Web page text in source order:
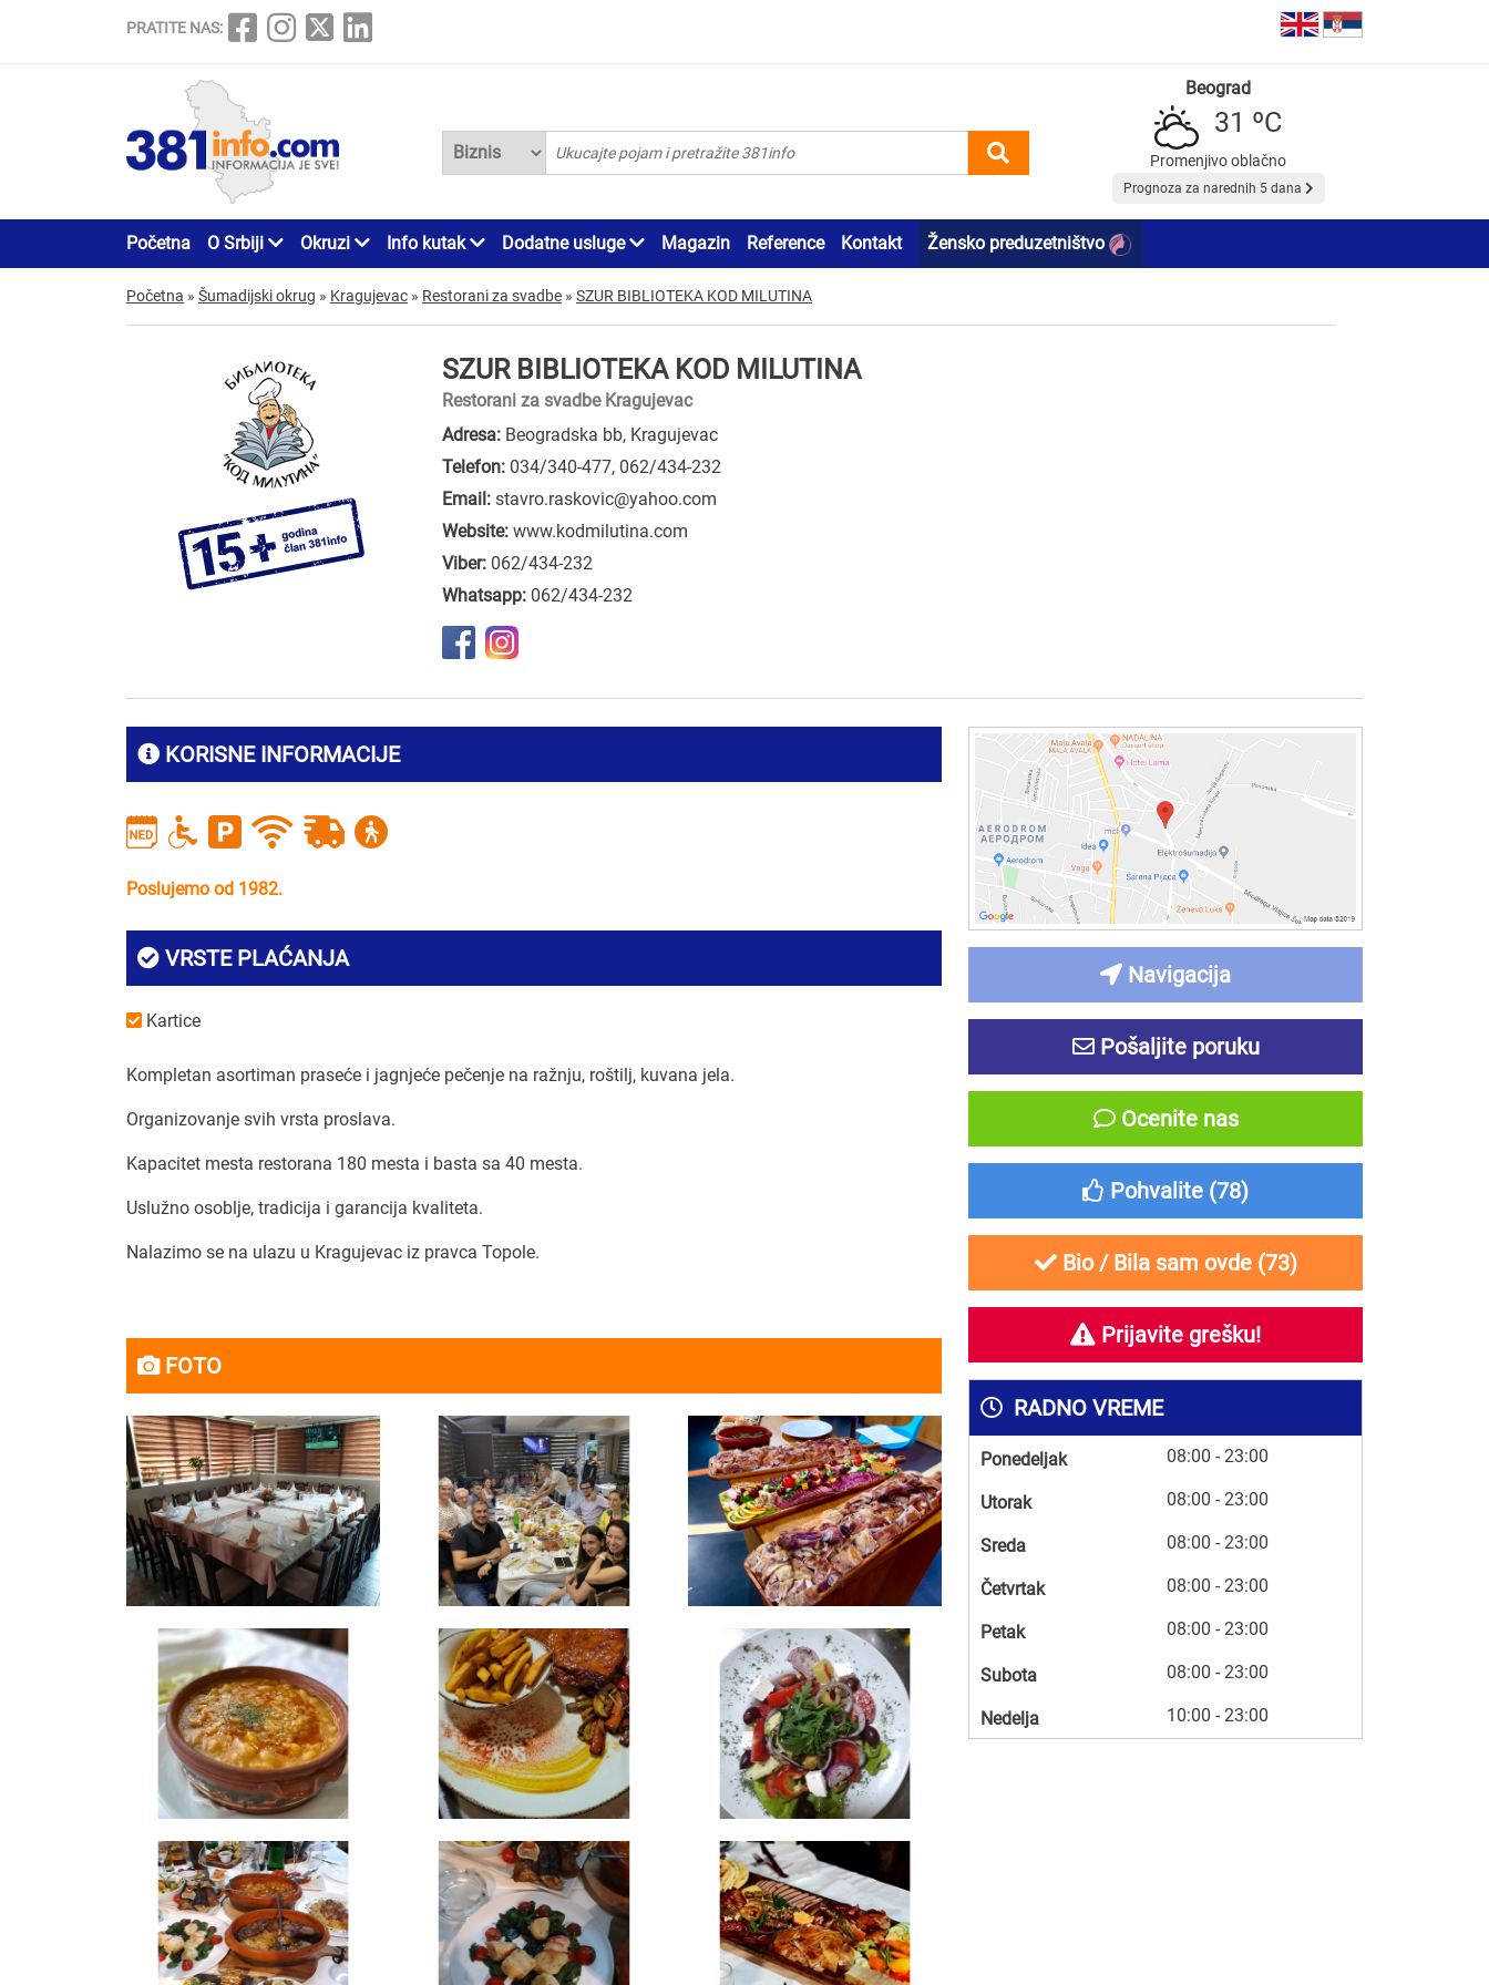
PRATITE NAS:
Beograd
31 ºC
Promenjivo oblačno
Prognoza za narednih 5 dana
Početna O Srbiji Okruzi Info kutak Dodatne usluge Magazin Reference Kontakt Žensko preduzetništvo
Početna » Šumadijski okrug » Kragujevac » Restorani za svadbe » SZUR BIBLIOTEKA KOD MILUTINA
SZUR BIBLIOTEKA KOD MILUTINA
Restorani za svadbe Kragujevac
Adresa: Beogradska bb, Kragujevac
Telefon: 034/340-477, 062/434-232
Email: stavro.raskovic@yahoo.com
Website: www.kodmilutina.com
Viber: 062/434-232
Whatsapp: 062/434-232
KORISNE INFORMACIJE
Poslujemo od 1982.
VRSTE PLAĆANJA
Kartice
Kompletan asortiman praseće i jagnjeće pečenje na ražnju, roštilj, kuvana jela.
Organizovanje svih vrsta proslava.
Kapacitet mesta restorana 180 mesta i basta sa 40 mesta.
Uslužno osoblje, tradicija i garancija kvaliteta.
Nalazimo se na ulazu u Kragujevac iz pravca Topole.
FOTO
Navigacija
Pošaljite poruku
Ocenite nas
Pohvalite (78)
Bio / Bila sam ovde (73)
Prijavite grešku!
RADNO VREME
Ponedeljak 08:00 - 23:00
Utorak 08:00 - 23:00
Sreda 08:00 - 23:00
Četvrtak 08:00 - 23:00
Petak 08:00 - 23:00
Subota 08:00 - 23:00
Nedelja 10:00 - 23:00